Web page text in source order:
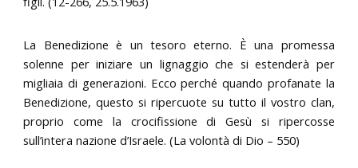
La Benedizione è un tesoro eterno. È una promessa
solenne per iniziare un lignaggio che si estenderà per
migliaia di generazioni. Ecco perché quando profanate la
Benedizione, questo si ripercuote su tutto il vostro clan,
proprio come la crocifissione di Gesù si ripercosse
sull’intera nazione d’Israele. (La volontà di Dio – 550)